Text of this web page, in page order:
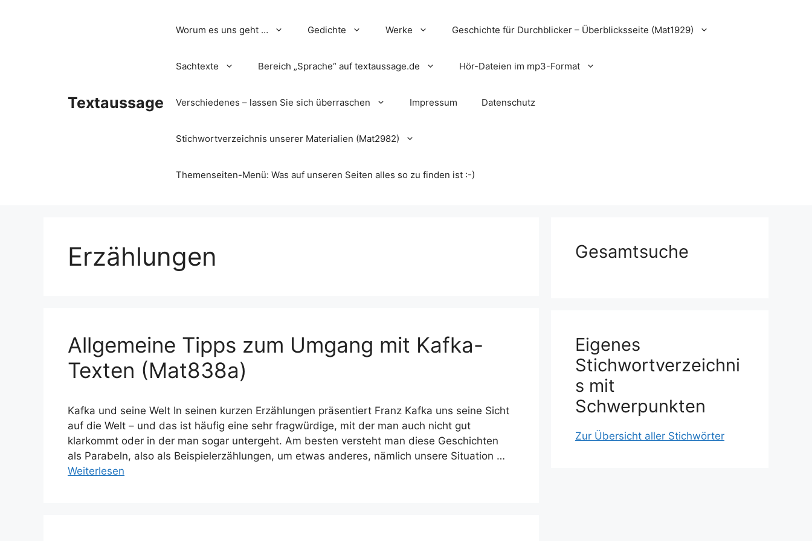
Textaussage
Worum es uns geht … Gedichte Werke Geschichte für Durchblicker – Überblicksseite (Mat1929)
Sachtexte Bereich „Sprache“ auf textaussage.de Hör-Dateien im mp3-Format
Verschiedenes – lassen Sie sich überraschen Impressum Datenschutz
Stichwortverzeichnis unserer Materialien (Mat2982)
Themenseiten-Menü: Was auf unseren Seiten alles so zu finden ist :-)
Erzählungen
Allgemeine Tipps zum Umgang mit Kafka-
Texten (Mat838a)
Kafka und seine Welt In seinen kurzen Erzählungen präsentiert Franz Kafka uns seine Sicht
auf die Welt – und das ist häufig eine sehr fragwürdige, mit der man auch nicht gut
klarkommt oder in der man sogar untergeht. Am besten versteht man diese Geschichten
als Parabeln, also als Beispielerzählungen, um etwas anderes, nämlich unsere Situation …
Weiterlesen
Gesamtsuche
Eigenes
Stichwortverzeichni
s mit
Schwerpunkten
Zur Übersicht aller Stichwörter